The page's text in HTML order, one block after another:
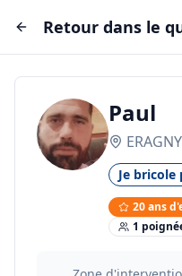
Retour dans le
Paul
ERAGNY
Je
20ans
1